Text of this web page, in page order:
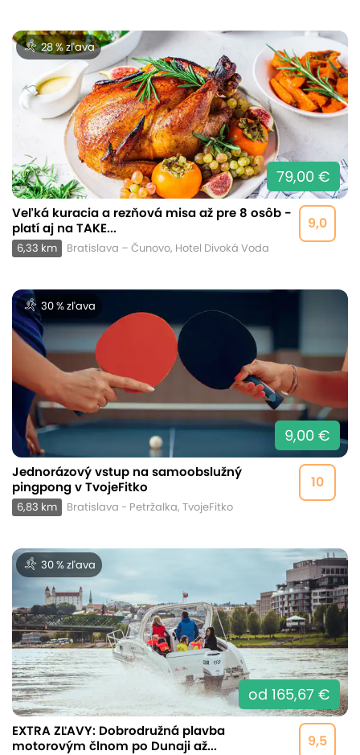
28 % zľava
79,00 €
9,0
Veľká kuracia a rezňová misa až pre 8 osôb -
platí aj na TAKE...
6,33 km Bratislava – Čunovo, Hotel Divoká Voda
30 % zľava
9,00 €
10
Jednorázový vstup na samoobslužný
pingpong v TvojeFitko
6,83 km Bratislava - Petržalka, TvojeFitko
30 % zľava
od 165,67 €
9,5
EXTRA ZĽAVY: Dobrodružná plavba
motorovým člnom po Dunaji až...